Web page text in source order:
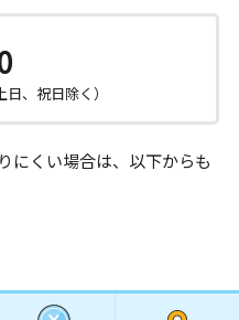
、祝日除く）
にくい場合は、以下からも